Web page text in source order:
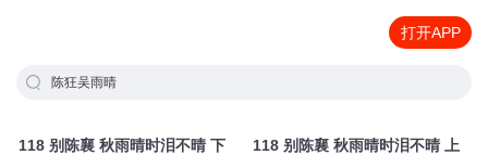
打开APP
陈狂吴雨晴
118 别陈襄 秋雨晴时泪不晴 下 118 别陈襄 秋雨晴时泪不晴 上